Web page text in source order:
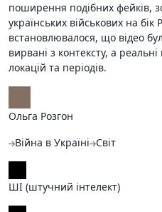
поширення подібних фейків,
українських військових на бік
встановлювалося, що відео
вирвані з контексту, а
локацій та періодів.
Ольга Розгон
Війна в Україні Світ
ШІ (штучний інтелект)